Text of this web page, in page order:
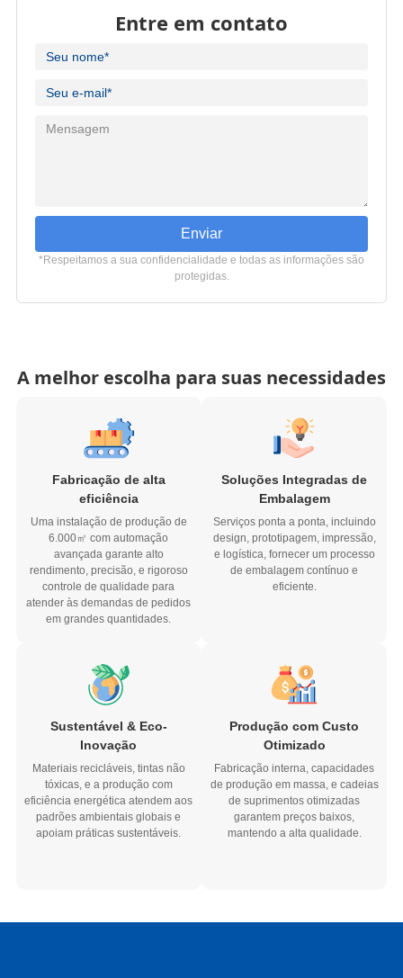
Entre em contato
Enviar
*Respeitamos a sua confidencialidade e todas as informações são
protegidas.
A melhor escolha para suas necessidades
Fabricação de alta
eficiência
Uma instalação de produção de
6.000㎡ com automação
avançada garante alto
rendimento, precisão, e rigoroso
controle de qualidade para
atender às demandas de pedidos
em grandes quantidades.
Soluções Integradas de
Embalagem
Serviços ponta a ponta, incluindo
design, prototipagem, impressão,
e logística, fornecer um processo
de embalagem contínuo e
eficiente.
Sustentável & Eco-
Inovação
Materiais recicláveis, tintas não
tóxicas, e a produção com
eficiência energética atendem aos
padrões ambientais globais e
apoiam práticas sustentáveis.
Produção com Custo
Otimizado
Fabricação interna, capacidades
de produção em massa, e cadeias
de suprimentos otimizadas
garantem preços baixos,
mantendo a alta qualidade.